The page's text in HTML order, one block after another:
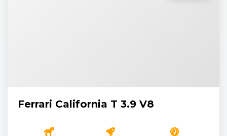
Ferrari California T 3.9 V8